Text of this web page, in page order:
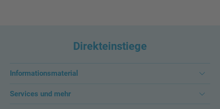
Direkteinstiege
Informationsmaterial
Services und mehr